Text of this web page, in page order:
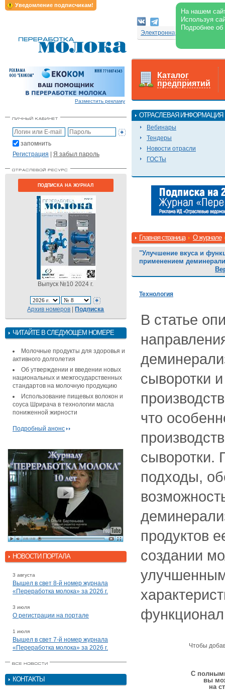
Уведомление подписчикам!
На нашем
Используя
Подробнее
Электронная версия
Разместить рекламу
запомнить
Регистрация | Я забыл пароль
ПОДПИСКА НА ЖУРНАЛ
Выпуск №10 2024 г.
Архив номеров |Подписка
ЧИТАЙТЕ В СЛЕДУЮЩЕМ НОМЕРЕ
Молочные продукты для здоровья и
активного долголетия
Об утверждении и введении новых
национальных и межгосударственных
стандартов на молочную продукцию
Использование пищевых волокон и
соуса Шрирача в технологии масла
пониженной жирности
Подробный анонс
НОВОСТИ ПОРТАЛА
3 августа
Вышел в свет 8-й номер журнала
«Переработка молока» за 2026 г.
3 июля
О регистрации на портале
1 июля
Вышел в свет 7-й номер журнала
«Переработка молока» за 2026 г.
КОНТАКТЫ
Каталог
предприятий
ОТРАСЛЕВАЯ ИНФОРМАЦИЯ
Вебинары
Тендеры
Новости отрасли
ГОСТы
Главная страница О журнале
"Улучшение вкуса и
применением
Технология
В статье
сыворотки
что
сыворотки.
подходы,
продуктов
создании
Чтобы
С
вы
на